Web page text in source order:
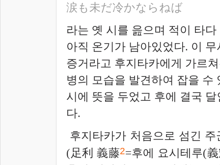
涙も未だ冷かならねば
라는 옛 시를 읊으며 적이 타
아직 온기가 남아있었다. 이
증거라고 후지타카에게 가르
병의 모습을 발견하여 잡을 수
시에 뜻을 두었고 후에 결국
다.
후지타카가 처음으로 섬긴
(足利 義藤2=후에 요시테루(